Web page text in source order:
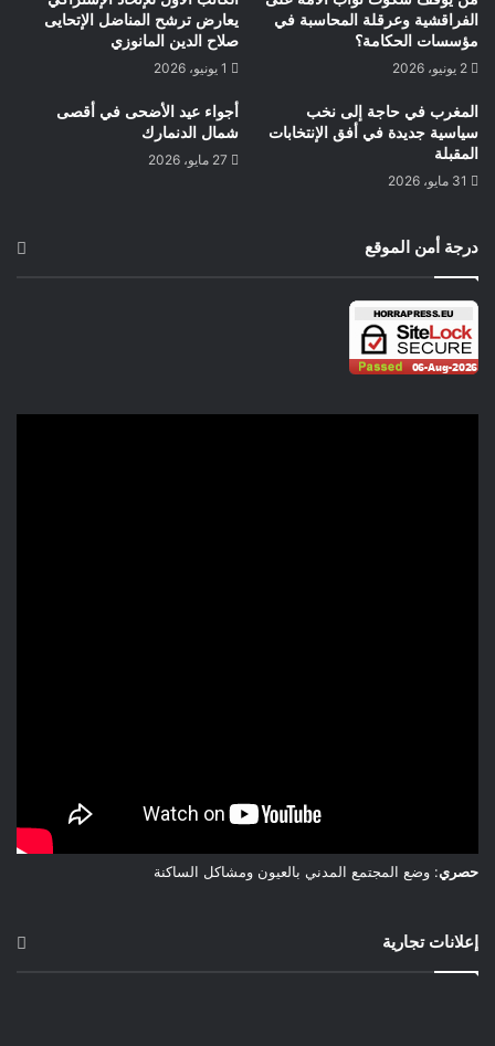
الفراقشية وعرقلة المحاسبة في
مؤسسات الحكامة؟
2 يونيو، 2026
يعارض ترشح المناضل الإتحايى
صلاح الدين المانوزي
1 يونيو، 2026
المغرب في حاجة إلى نخب
سياسية جديدة في أفق الإنتخابات
المقبلة
31 مايو، 2026
أجواء عيد الأضحى في أقصى
شمال الدنمارك
27 مايو، 2026
درجة أمن الموقع
حصري: وضع المجتمع المدني بالعيون ومشاكل الساكنة
إعلانات تجارية